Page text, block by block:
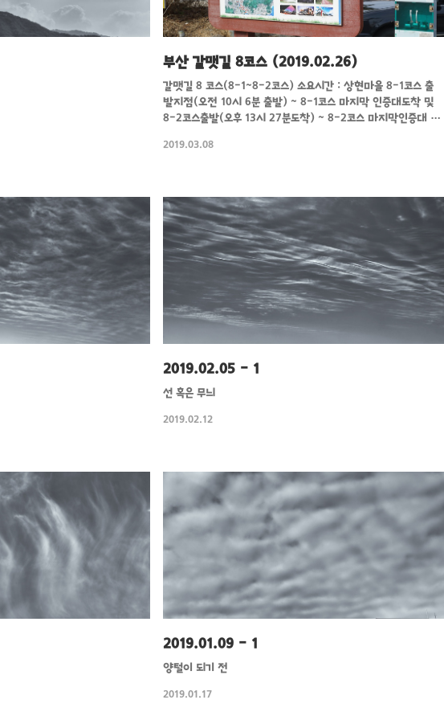
부산 갈맷길 8코스 (2019.02.26)
갈맷길 8 코스(8-1~8-2코스) 소요시간 : 상현마을 8-1코스 출
발지점(오전 10시 6분 출발) ~ 8-1코스 마지막 인증대도착 및
8-2코스출발(오후 13시 27분도착) ~ 8-2코스 마지막인증대 도
던 길이었습니다.그래도 산을 오르내리는건 중간에 한번밖에 없
됩니다. 상현마을로 들어올때 잘보고 들어와야 하며 마을버스가
구포역에서 출발하는것을 타는게 좋습니다.카카오맵으로 검색해
서 보면 들어오는 길이 검색됩니다. 참고 바랍니다. 부엉산 오르
는 곳 정상에서 내려오는 것을 안찍었는데 중간에 시그널이 많이
붙어있는지점이 있습..
2019.03.08
2019.02.05 - 1
선 혹은 무늬
2019.02.12
2019.01.09 - 1
양털이 되기 전
2019.01.17